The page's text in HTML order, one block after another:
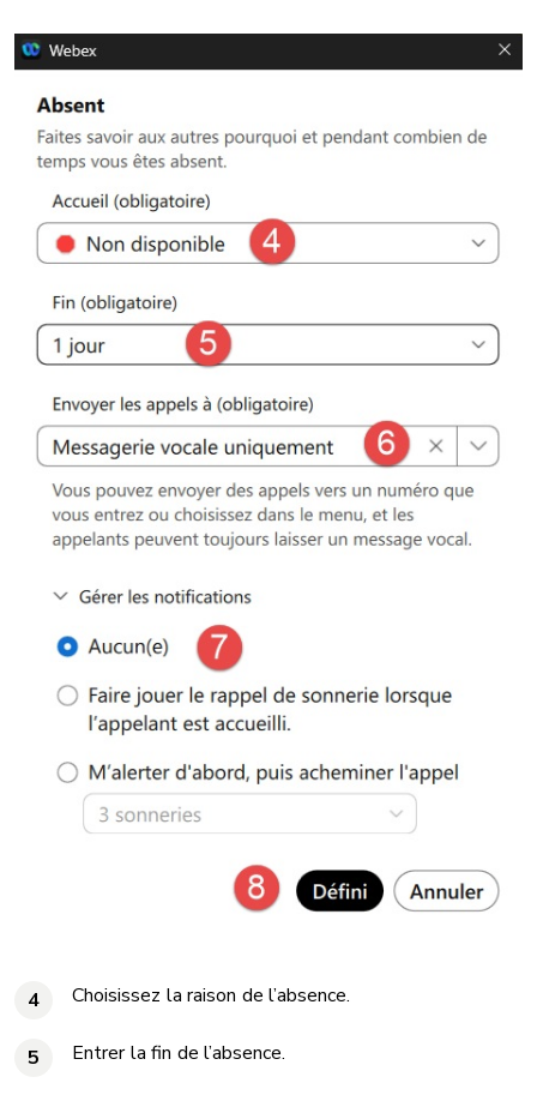
4 Choisissez la raison de l’absence.
5 Entrer la fin de l’absence.